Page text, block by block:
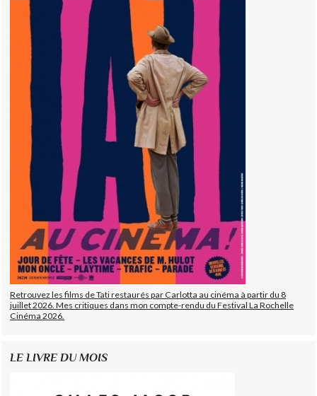
Retrouvez les films de Tati restaurés par Carlotta au cinéma à partir du 8
juillet 2026. Mes critiques dans mon compte-rendu du Festival La Rochelle
Cinéma 2026.
LE LIVRE DU MOIS